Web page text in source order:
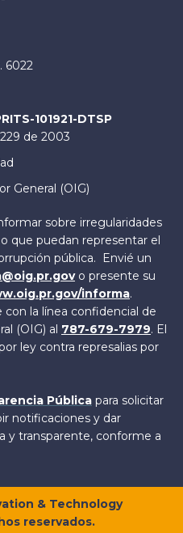
6022
101921-DTSP
de 2003
General (OIG)
sobre irregularidades
que puedan representar el
pública. Envié un
o presente su
informa.
la línea confidencial de
(OIG) al 787-679-7979. El
ley contra represalias por
Pública para solicitar
notificaciones y dar
y transparente, conforme a
& Technology
reservados.